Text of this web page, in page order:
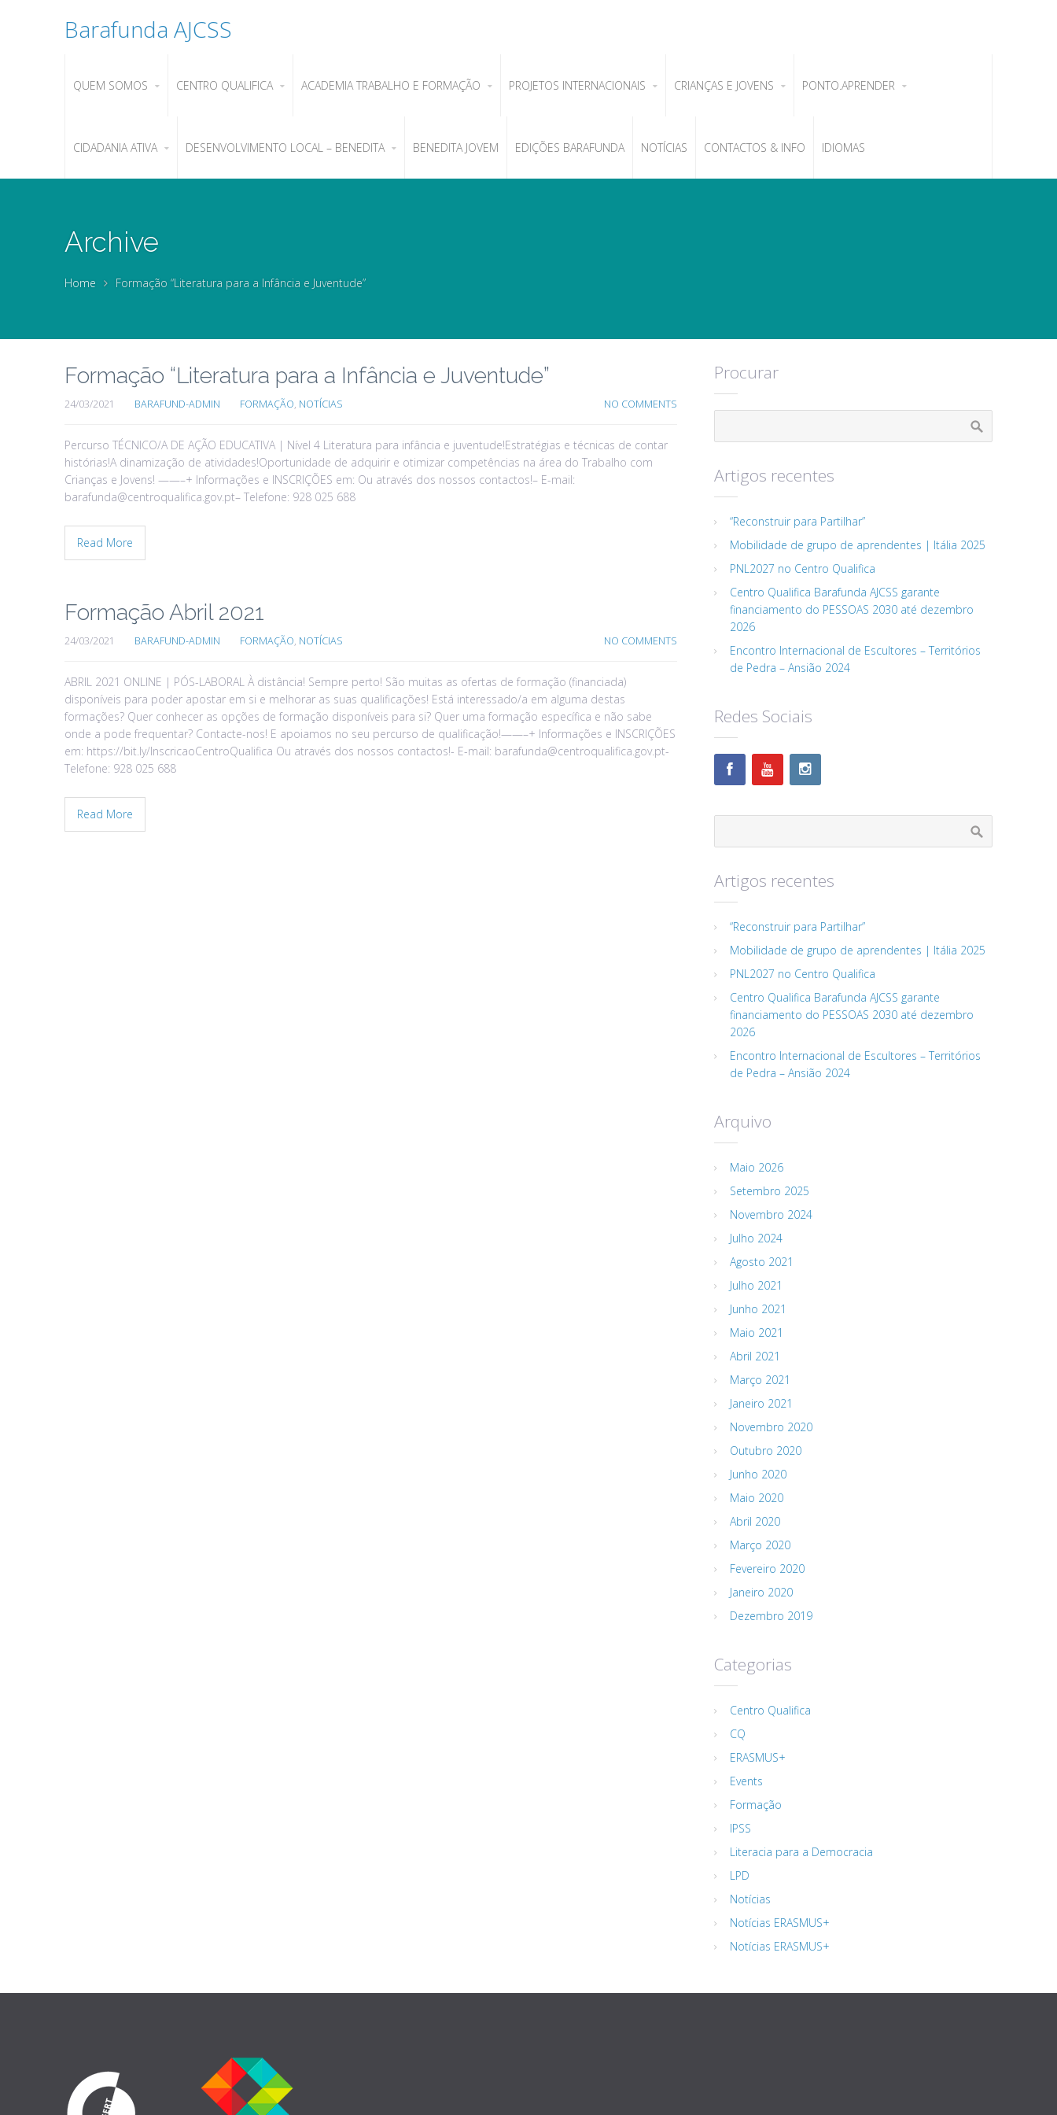
Barafunda AJCSS
QUEM SOMOS CENTRO QUALIFICA ACADEMIA TRABALHO E FORMAÇÃO PROJETOS INTERNACIONAIS CRIANÇAS E JOVENS PONTO.APRENDER
CIDADANIA ATIVA DESENVOLVIMENTO LOCAL – BENEDITA BENEDITA JOVEM EDIÇÕES BARAFUNDA NOTÍCIAS CONTACTOS & INFO IDIOMAS
Archive
Home Formação “Literatura para a Infância e Juventude”
Formação “Literatura para a Infância e Juventude”
24/03/2021 BARAFUND-ADMIN FORMAÇÃO, NOTÍCIAS NO COMMENTS
Percurso TÉCNICO/A DE AÇÃO EDUCATIVA | Nível 4 Literatura para infância e juventude!Estratégias e técnicas de contar
histórias!A dinamização de atividades!Oportunidade de adquirir e otimizar competências na área do Trabalho com
Crianças e Jovens! ——–+ Informações e INSCRIÇÕES em: Ou através dos nossos contactos!– E-mail:
barafunda@centroqualifica.gov.pt– Telefone: 928 025 688
Read More
Formação Abril 2021
24/03/2021 BARAFUND-ADMIN FORMAÇÃO, NOTÍCIAS NO COMMENTS
ABRIL 2021 ONLINE | PÓS-LABORAL À distância! Sempre perto! São muitas as ofertas de formação (financiada)
disponíveis para poder apostar em si e melhorar as suas qualificações! Está interessado/a em alguma destas
formações? Quer conhecer as opções de formação disponíveis para si? Quer uma formação específica e não sabe
onde a pode frequentar? Contacte-nos! E apoiamos no seu percurso de qualificação!——–+ Informações e INSCRIÇÕES
em: https://bit.ly/InscricaoCentroQualifica Ou através dos nossos contactos!- E-mail: barafunda@centroqualifica.gov.pt-
Telefone: 928 025 688
Read More
Procurar
Artigos recentes
“Reconstruir para Partilhar”
Mobilidade de grupo de aprendentes | Itália 2025
PNL2027 no Centro Qualifica
Centro Qualifica Barafunda AJCSS garante
financiamento do PESSOAS 2030 até dezembro
2026
Encontro Internacional de Escultores – Territórios
de Pedra – Ansião 2024
Redes Sociais
Artigos recentes
“Reconstruir para Partilhar”
Mobilidade de grupo de aprendentes | Itália 2025
PNL2027 no Centro Qualifica
Centro Qualifica Barafunda AJCSS garante
financiamento do PESSOAS 2030 até dezembro
2026
Encontro Internacional de Escultores – Territórios
de Pedra – Ansião 2024
Arquivo
Maio 2026
Setembro 2025
Novembro 2024
Julho 2024
Agosto 2021
Julho 2021
Junho 2021
Maio 2021
Abril 2021
Março 2021
Janeiro 2021
Novembro 2020
Outubro 2020
Junho 2020
Maio 2020
Abril 2020
Março 2020
Fevereiro 2020
Janeiro 2020
Dezembro 2019
Categorias
Centro Qualifica
CQ
ERASMUS+
Events
Formação
IPSS
Literacia para a Democracia
LPD
Notícias
Notícias ERASMUS+
Notícias ERASMUS+